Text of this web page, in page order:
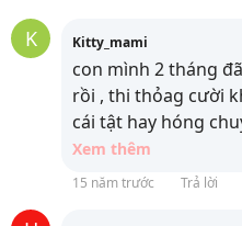
K Kitty_mami
con mình 2 tháng
rồi , thi thỏag cười
cái tật hay hóng
Xem thêm
15 năm trước Trả lời